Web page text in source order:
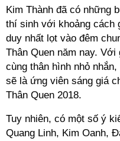
Kim Thành đã có những
thí sinh với khoảng cách
duy nhất lọt vào đêm
Thân Quen năm nay.
cùng thân hình nhỏ
sẽ là ứng viên sáng giá
Thân Quen 2018.
Tuy nhiên, có một số ý
Quang Linh, Kim Oanh,